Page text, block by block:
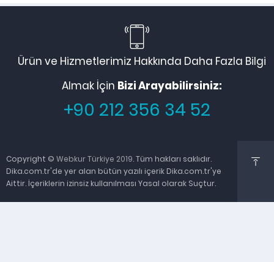
Ürün ve Hizmetlerimiz Hakkında Daha Fazla Bilgi
Almak İçin Bizi Arayabilirsiniz:
+90 212 356 34 52
Copyright © Webkur Türkiye 2019. Tüm hakları saklıdır.
Dika.com.tr'de yer alan bütün yazılı içerik Dika.com.tr'ye
Aittir. İçeriklerin izinsiz kullanılması Yasal olarak Suçtur.